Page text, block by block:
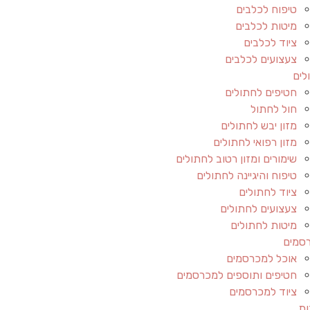
טיפוח לכלבים
מיטות לכלבים
ציוד לכלבים
צעצועים לכלבים
חטיפים לחתולים
חול לחתול
מזון יבש לחתולים
מזון רפואי לחתולים
שימורים ומזון רטוב לחתולים
טיפוח והיגיינה לחתולים
ציוד לחתולים
צעצועים לחתולים
מיטות לחתולים
אוכל למכרסמים
חטיפים ותוספים למכרסמים
ציוד למכרסמים